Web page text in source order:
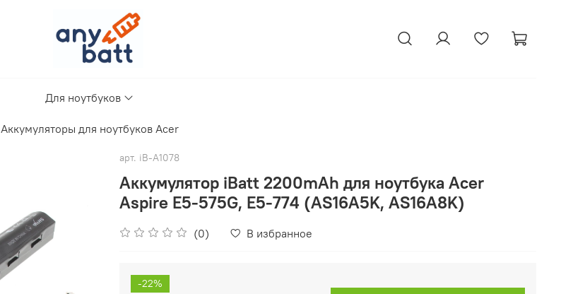
Для ноутбуков
Аккумуляторы для ноутбуков Acer
арт. iB-A1078
Аккумулятор iBatt 2200mAh для ноутбука Acer
Aspire E5-575G, E5-774 (AS16A5K, AS16A8K)
(0) В избранное
-22%